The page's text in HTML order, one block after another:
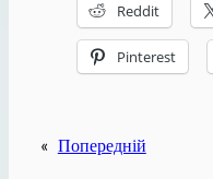
Reddit
Pinterest
« Попередній